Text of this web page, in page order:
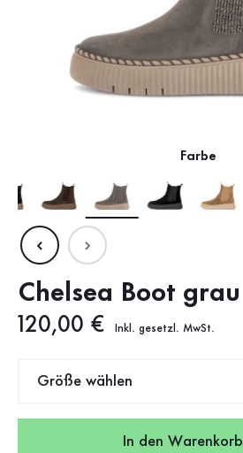
Farbe
Chelsea Boot grau
Neuer Preis
120,00 € Inkl. gesetzl. MwSt.
Größe wählen
In den Warenkorb